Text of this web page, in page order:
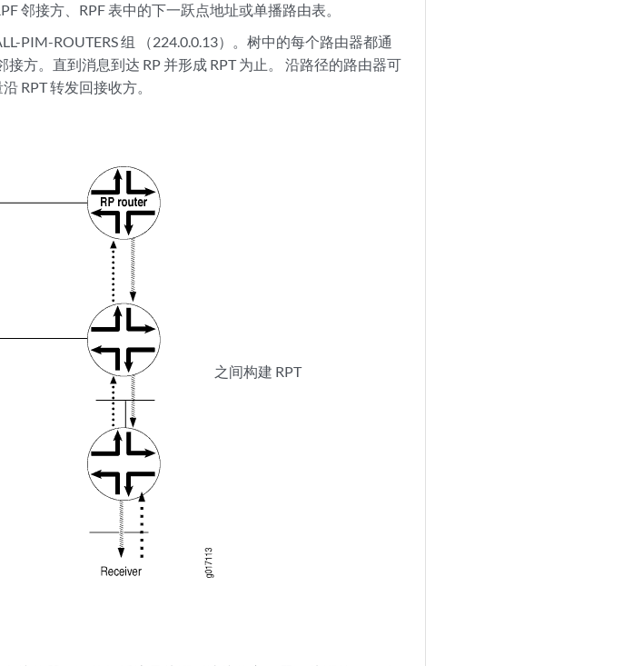
邻接方、RPF 表中的下一跃点地址或单播路由表。
PIM-ROUTERS 组 （224.0.0.13）。树中的每个路由器都通
接方。直到消息到达 RP 并形成 RPT 为止。 沿路径的路由器可
RPT 转发回接收方。
之间构建 RPT